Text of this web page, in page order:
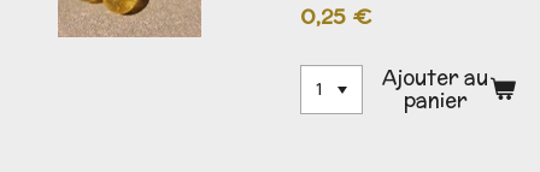
0,25 €
Ajouter au
panier